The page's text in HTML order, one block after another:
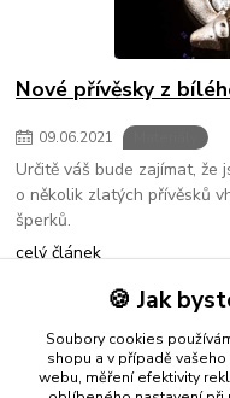
Nové přívěsky z
09.06.2021
Určitě váš bude zajímat,
o několik zlatých přívěsků
šperků.
celý článek
🍪 Jak
Soubory cookies
shopu a v případě
webu, měření efektivity